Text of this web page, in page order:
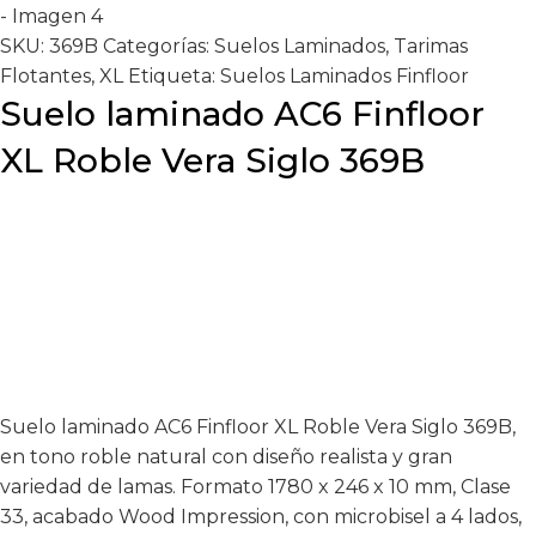
SKU: 369B Categorías: Suelos Laminados, Tarimas
Flotantes, XL Etiqueta: Suelos Laminados Finfloor
Suelo laminado AC6 Finfloor
XL Roble Vera Siglo 369B
Suelo laminado AC6 Finfloor XL Roble Vera Siglo 369B,
en tono roble natural con diseño realista y gran
variedad de lamas. Formato 1780 x 246 x 10 mm, Clase
33, acabado Wood Impression, con microbisel a 4 lados,